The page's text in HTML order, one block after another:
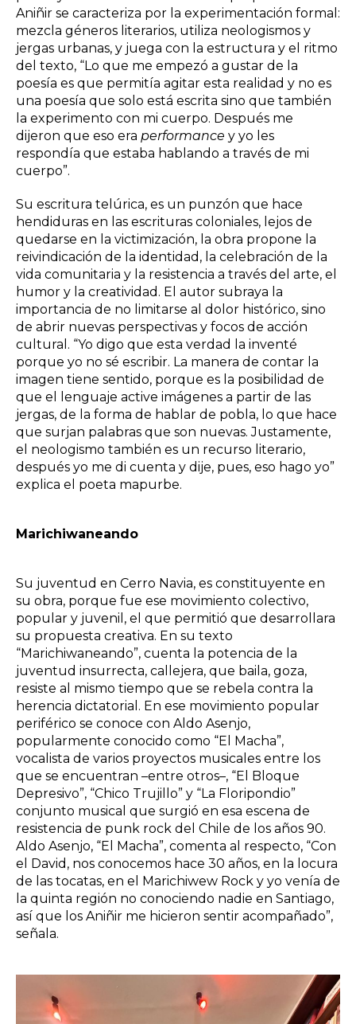
Aniñir se caracteriza por la experimentación formal:
mezcla géneros literarios, utiliza neologismos y
jergas urbanas, y juega con la estructura y el ritmo
del texto, “Lo que me empezó a gustar de la
poesía es que permitía agitar esta realidad y no es
una poesía que solo está escrita sino que también
la experimento con mi cuerpo. Después me
dijeron que eso era performance y yo les
respondía que estaba hablando a través de mi
cuerpo”.
Su escritura telúrica, es un punzón que hace
hendiduras en las escrituras coloniales, lejos de
quedarse en la victimización, la obra propone la
reivindicación de la identidad, la celebración de la
vida comunitaria y la resistencia a través del arte, el
humor y la creatividad. El autor subraya la
importancia de no limitarse al dolor histórico, sino
de abrir nuevas perspectivas y focos de acción
cultural. “Yo digo que esta verdad la inventé
porque yo no sé escribir. La manera de contar la
imagen tiene sentido, porque es la posibilidad de
que el lenguaje active imágenes a partir de las
jergas, de la forma de hablar de pobla, lo que hace
que surjan palabras que son nuevas. Justamente,
el neologismo también es un recurso literario,
después yo me di cuenta y dije, pues, eso hago yo”
explica el poeta mapurbe.
Marichiwaneando
Su juventud en Cerro Navia, es constituyente en
su obra, porque fue ese movimiento colectivo,
popular y juvenil, el que permitió que desarrollara
su propuesta creativa. En su texto
“Marichiwaneando”, cuenta la potencia de la
juventud insurrecta, callejera, que baila, goza,
resiste al mismo tiempo que se rebela contra la
herencia dictatorial. En ese movimiento popular
periférico se conoce con Aldo Asenjo,
popularmente conocido como “El Macha”,
vocalista de varios proyectos musicales entre los
que se encuentran –entre otros–, “El Bloque
Depresivo”, “Chico Trujillo” y “La Floripondio”
conjunto musical que surgió en esa escena de
resistencia de punk rock del Chile de los años 90.
Aldo Asenjo, “El Macha”, comenta al respecto, “Con
el David, nos conocemos hace 30 años, en la locura
de las tocatas, en el Marichiwew Rock y yo venía de
la quinta región no conociendo nadie en Santiago,
así que los Aniñir me hicieron sentir acompañado”,
señala.